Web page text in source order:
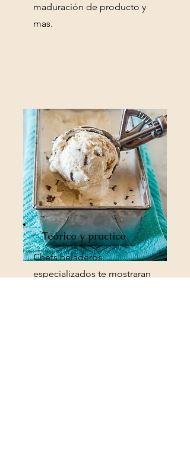
maduración de producto y
mas.
Teórico y practico
Chefs heladeros
especializados te mostraran